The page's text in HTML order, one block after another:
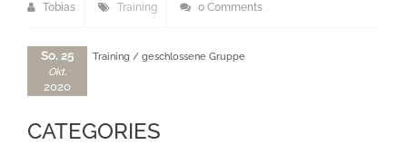
Tobias Training 0 Comments
So. 25
Okt.
2020
Training / geschlossene Gruppe
CATEGORIES